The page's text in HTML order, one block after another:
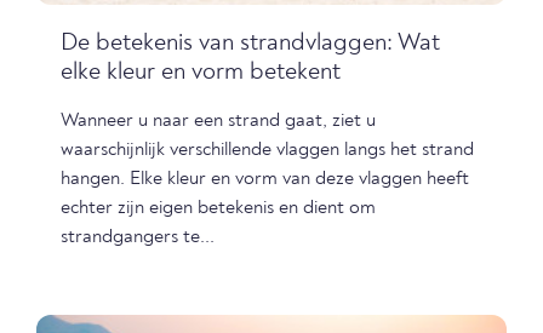
De betekenis van strandvlaggen: Wat
elke kleur en vorm betekent
Wanneer u naar een strand gaat, ziet u
waarschijnlijk verschillende vlaggen langs het strand
hangen. Elke kleur en vorm van deze vlaggen heeft
echter zijn eigen betekenis en dient om
strandgangers te...